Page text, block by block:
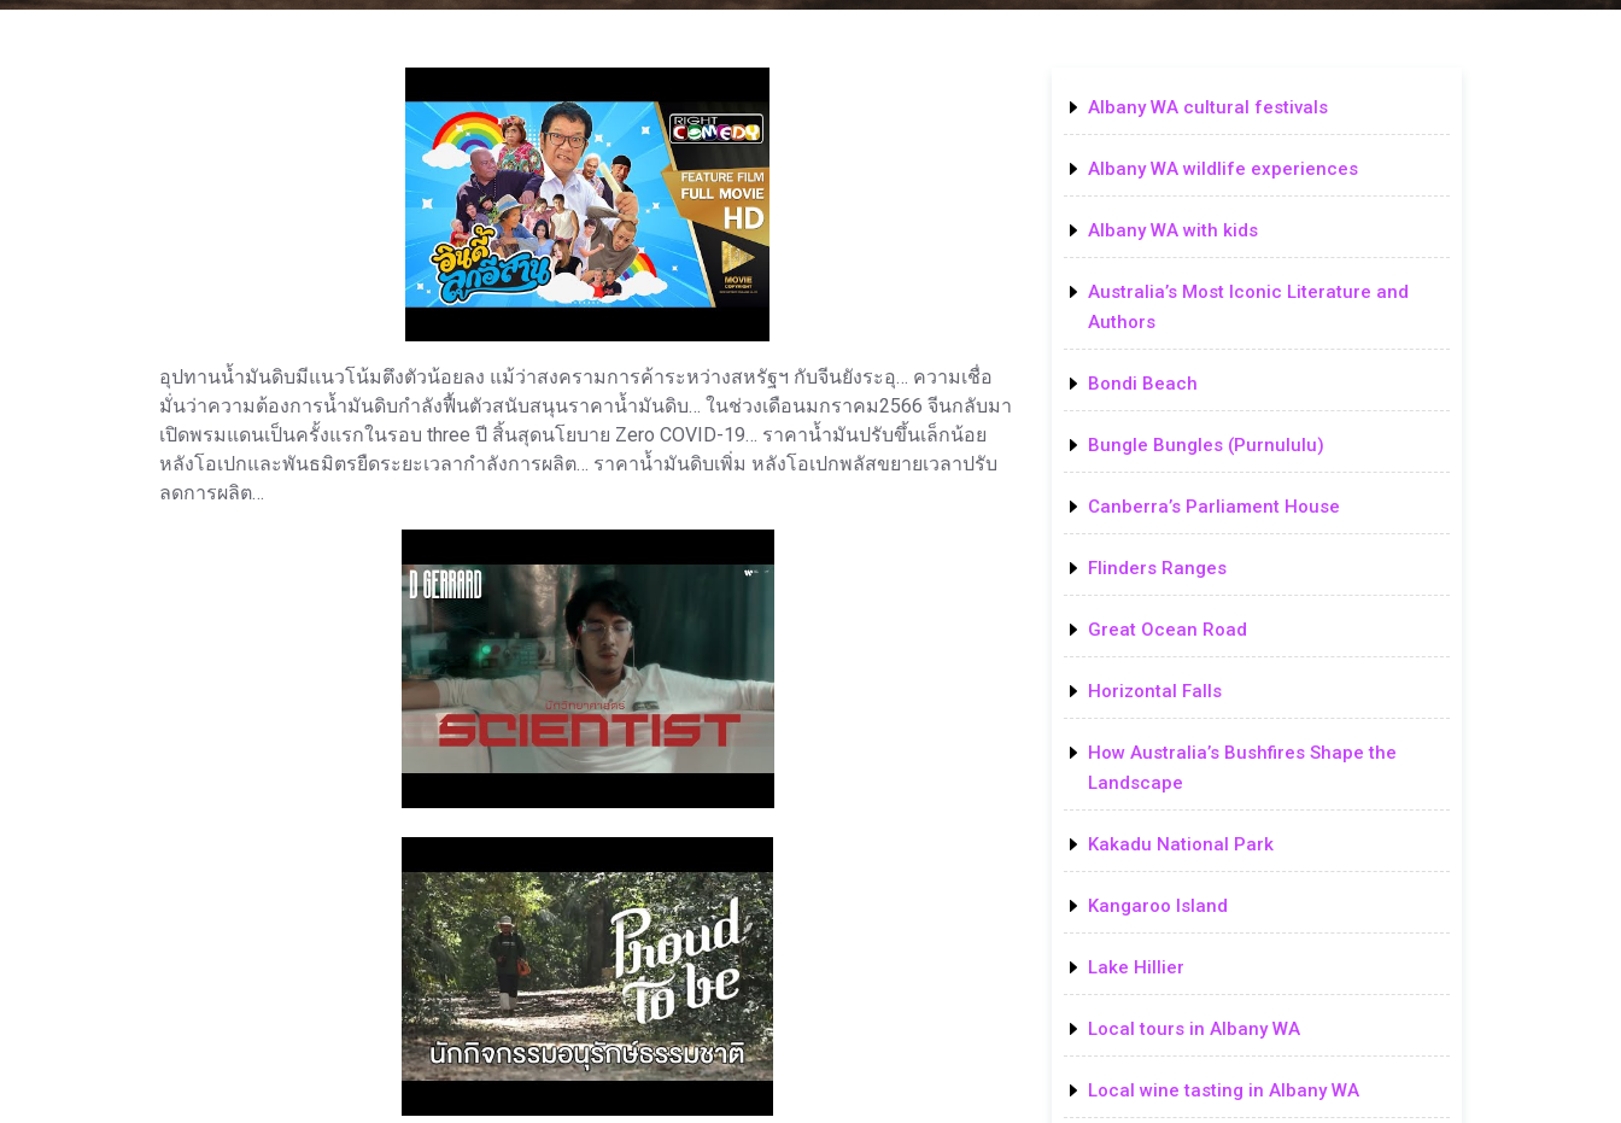
อุปทานน้ำมันดิบมีแนวโน้มตึงตัวน้อยลง แม้ว่าสงครามการค้าระหว่างสหรัฐฯ กับจีนยังระอุ… ความเชื่อ
มั่นว่าความต้องการน้ำมันดิบกำลังฟื้นตัวสนับสนุนราคาน้ำมันดิบ… ในช่วงเดือนมกราคม2566 จีนกลับมา
เปิดพรมแดนเป็นครั้งแรกในรอบ three ปี สิ้นสุดนโยบาย Zero COVID-19… ราคาน้ำมันปรับขึ้นเล็กน้อย
หลังโอเปกและพันธมิตรยืดระยะเวลากำลังการผลิต… ราคาน้ำมันดิบเพิ่ม หลังโอเปกพลัสขยายเวลาปรับ
ลดการผลิต…
Albany WA cultural festivals
Albany WA wildlife experiences
Albany WA with kids
Australia’s Most Iconic Literature and
Authors
Bondi Beach
Bungle Bungles (Purnululu)
Canberra’s Parliament House
Flinders Ranges
Great Ocean Road
Horizontal Falls
How Australia’s Bushfires Shape the
Landscape
Kakadu National Park
Kangaroo Island
Lake Hillier
Local tours in Albany WA
Local wine tasting in Albany WA